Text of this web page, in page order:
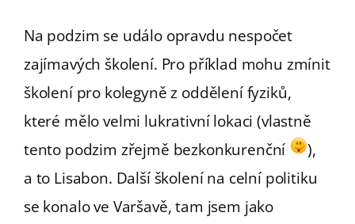
Na podzim se událo opravdu nespočet
zajímavých školení. Pro příklad mohu zmínit
školení pro kolegyně z oddělení fyziků,
které mělo velmi lukrativní lokaci (vlastně
tento podzim zřejmě bezkonkurenční
),
a to Lisabon. Další školení na celní politiku
se konalo ve Varšavě, tam jsem jako